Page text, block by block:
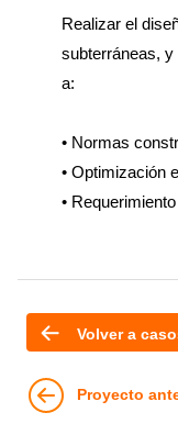
Realizar el
subterráneas, y
a:
• Normas
• Optimización
•
Volver a
Proyecto